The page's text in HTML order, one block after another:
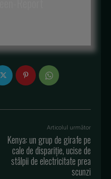
Articolul următor
Kenya: un grup de girafe pe
cale de dispariție, ucise de
stâlpii de electricitate prea
scunzi